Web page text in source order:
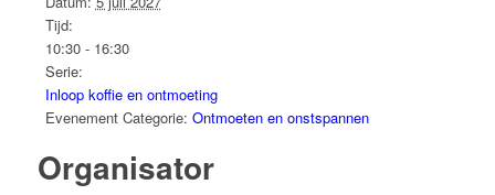
Tijd:
10:30 - 16:30
Serie:
Inloop koffie en ontmoeting
Evenement Categorie: Ontmoeten en onstspannen
Organisator